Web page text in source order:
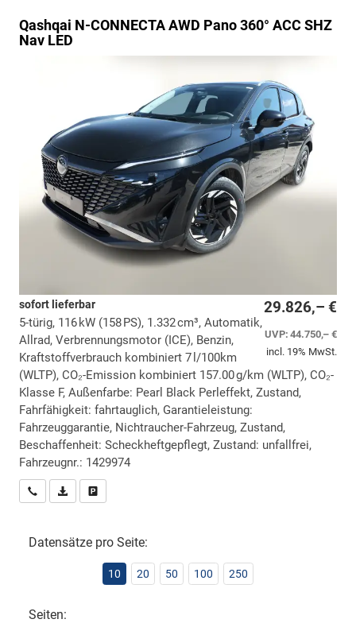
Qashqai N-CONNECTA AWD Pano 360° ACC SHZ
Nav LED
29.826,– €
UVP:44.750,– €
incl. 19% MwSt.
sofort lieferbar
5-türig, 116 kW (158 PS), 1.332 cm³, Automatik,
Allrad, Verbrennungsmotor (ICE), Benzin,
Kraftstoffverbrauch kombiniert 7 l/100km
(WLTP), CO₂-Emission kombiniert 157.00 g/km (WLTP), CO₂-
Klasse F, Außenfarbe: Pearl Black Perleffekt, Zustand,
Fahrfähigkeit: fahrtauglich, Garantieleistung:
Fahrzeuggarantie, Nichtraucher-Fahrzeug, Zustand,
Beschaffenheit: Scheckheftgepflegt, Zustand: unfallfrei,
Fahrzeugnr.: 1429974
Wir rufen Sie anPDF-Datei, Fahrzeugexposé drucken
Datensätze pro Seite:
10 20 50 100 250
Seiten: